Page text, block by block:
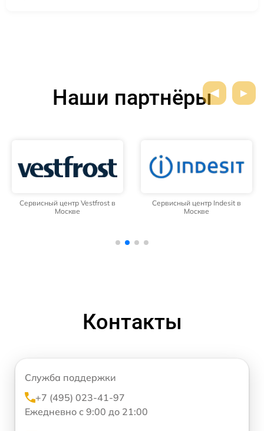
Наши партнёры
Сервисный центр Vestfrost в
Москве
Сервисный центр Indesit в
Москве
Контакты
Служба поддержки
+7 (495) 023-41-97
Ежедневно с 9:00 до 21:00